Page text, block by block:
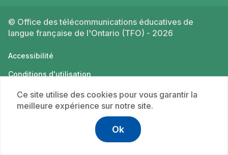
© Office des télécommunications éducatives de
langue française de l'Ontario (TFO) - 2026
Accessibilité
Conditions d'utilisation
Politique de confidentialité
Ce site utilise des cookies pour vous garantir la
meilleure expérience sur notre site.
Ok